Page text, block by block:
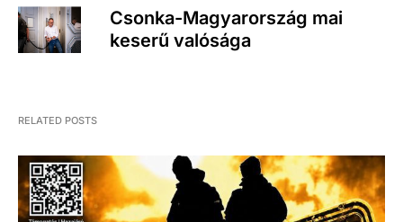
Csonka-Magyarország mai
keserű valósága
RELATED POSTS